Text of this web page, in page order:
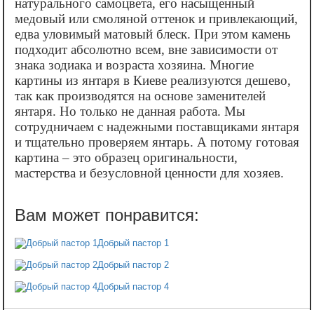
медовый или смоляной оттенок и привлекающий,
едва уловимый матовый блеск. При этом камень
подходит абсолютно всем, вне зависимости от
знака зодиака и возраста хозяина. Многие
картины из янтаря в Киеве реализуются дешево,
так как производятся на основе заменителей
янтаря. Но только не данная работа. Мы
сотрудничаем с надежными поставщиками янтаря
и тщательно проверяем янтарь. А потому готовая
картина – это образец оригинальности,
мастерства и безусловной ценности для хозяев.
Добрый пастор 1
Добрый пастор 2
Добрый пастор 4